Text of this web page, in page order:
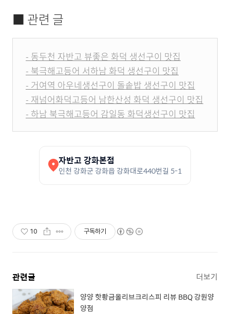
■ 관련 글
- 동두천 자반고 뷰좋은 화덕 생선구이 맛집
- 북극해고등어 서하남 화덕 생선구이 맛집
- 거여역 아우네생선구이 돌솥밥 생선구이 맛집
- 재넘어화덕고등어 남한산성 화덕 생선구이 맛집
- 하남 북극해고등어 감일동 화덕생선구이 맛집
자반고 강화본점
인천 강화군 강화읍 강화대로440번길 5-1
10 구독하기
관련글 더보기
양양 핫황금올리브크리스피 리뷰 BBQ 강원양
양점